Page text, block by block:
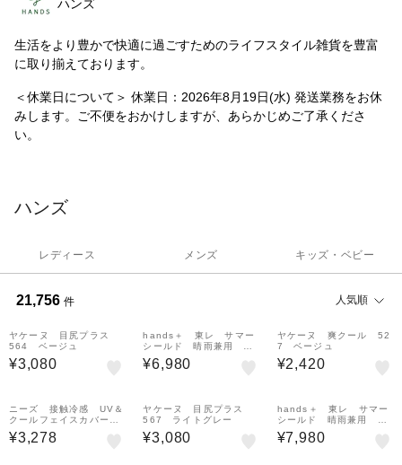
ハンズ
生活をより豊かで快適に過ごすためのライフスタイル雑貨を豊富
に取り揃えております。
＜休業日について＞ 休業日：2026年8月19日(水) 発送業務をお休
みします。ご不便をおかけしますが、あらかじめご了承くださ
い。
ハンズ
レディース メンズ キッズ・ベビー
21,756 件 人気順
ヤケーヌ 目尻プラス
564 ベージュ
¥3,080
hands＋ 東レ サマー
シールド 晴雨兼用 超
軽量 折りたたみ傘 50
cm グリーン
¥6,980
ヤケーヌ 爽クール 52
7 ベージュ
¥2,420
ニーズ 接触冷感 UV＆
クールフェイスカバー付
き 3WAY帽子
¥3,278
ヤケーヌ 目尻プラス
567 ライトグレー
¥3,080
hands＋ 東レ サマー
シールド 晴雨兼用 軽
量自動開閉 折りたたみ
傘 55cm ベージュ
¥7,980